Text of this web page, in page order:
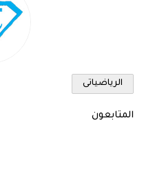
الرياضياتى
المتابعون